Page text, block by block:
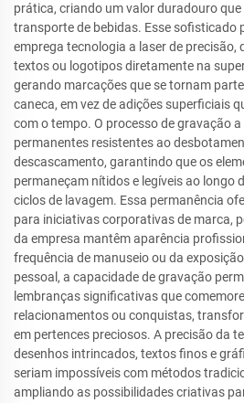
prática, criando um valor duradouro
transporte de bebidas. Esse sofisticado
emprega tecnologia a laser de precisão,
textos ou logotipos diretamente na
gerando marcações que se tornam
caneca, em vez de adições superficiais
com o tempo. O processo de gravação
permanentes resistentes ao
descascamento, garantindo que os
permaneçam nítidos e legíveis ao longo
ciclos de lavagem. Essa permanência
para iniciativas corporativas de marca,
da empresa mantêm aparência
frequência de manuseio ou da
pessoal, a capacidade de gravação
lembranças significativas que
relacionamentos ou conquistas,
em pertences preciosos. A precisão da
desenhos intrincados, textos finos e
seriam impossíveis com métodos
ampliando as possibilidades criativas